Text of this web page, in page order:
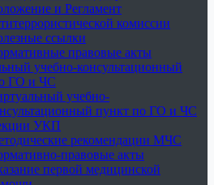
и Регламент
комиссии
ссылки
правовые акты
учебно-консультационный
ГО и ЧС
учебно-
пункт по ГО и ЧС
УКП
рекомендации МЧС
правовые акты
первой медицинской